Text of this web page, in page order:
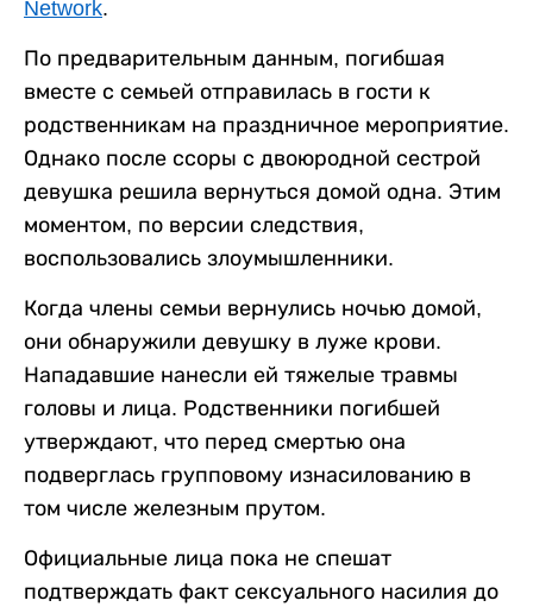
Network.
По предварительным данным, погибшая
вместе с семьей отправилась в гости к
родственникам на праздничное мероприятие.
Однако после ссоры с двоюродной сестрой
девушка решила вернуться домой одна. Этим
моментом, по версии следствия,
воспользовались злоумышленники.
Когда члены семьи вернулись ночью домой,
они обнаружили девушку в луже крови.
Нападавшие нанесли ей тяжелые травмы
головы и лица. Родственники погибшей
утверждают, что перед смертью она
подверглась групповому изнасилованию в
том числе железным прутом.
Официальные лица пока не спешат
подтверждать факт сексуального насилия до